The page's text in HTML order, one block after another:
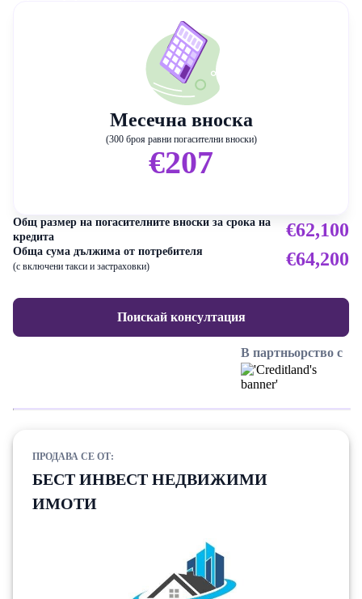
Месечна вноска
(300 броя равни погасителни вноски)
€207
Общ размер на погасителните вноски за срока на
кредита
€62,100
Обща сума дължима от потребителя
(с включени такси и застраховки) €64,200
Поискай консултация
В партньорство с
ПРОДАВА СЕ ОТ:
БЕСТ ИНВЕСТ НЕДВИЖИМИ
ИМОТИ